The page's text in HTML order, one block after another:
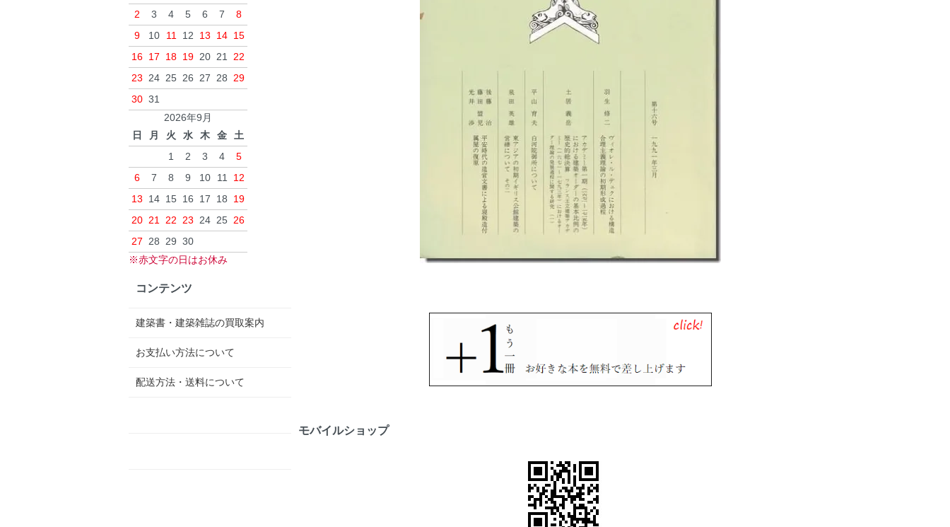
2
3 4 5 6 7
8
9
10 11 12 13 14 15
16 17 18 19 20 21 22
23 24 25 26 27 28 29
30 31
2026年9月
日
月 火 水 木 金
土
1
2 3 4
5
6
7 8 9 10 11
12
13
14 15 16 17 18
19
20 21 22 23 24 25 26
27 28 29 30
※赤文字の日はお休み
コンテンツ
建築書・建築雑誌の買取案内
お支払い方法について
配送方法・送料について
モバイルショップ